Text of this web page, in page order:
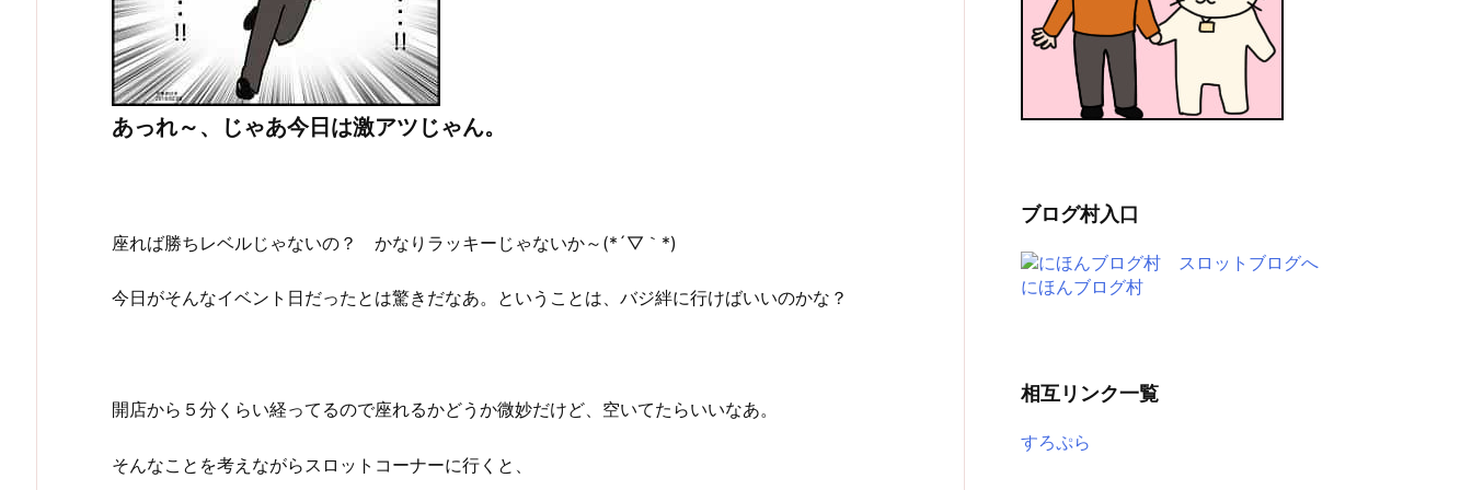
あっれ～、じゃあ今日は激アツじゃん。
座れば勝ちレベルじゃないの？ かなりラッキーじゃないか～(*´▽｀*)
今日がそんなイベント日だったとは驚きだなあ。ということは、バジ絆に行けばいいのかな？
開店から５分くらい経ってるので座れるかどうか微妙だけど、空いてたらいいなあ。
そんなことを考えながらスロットコーナーに行くと、
ブログ村入口
にほんブログ村
相互リンク一覧
すろぷら